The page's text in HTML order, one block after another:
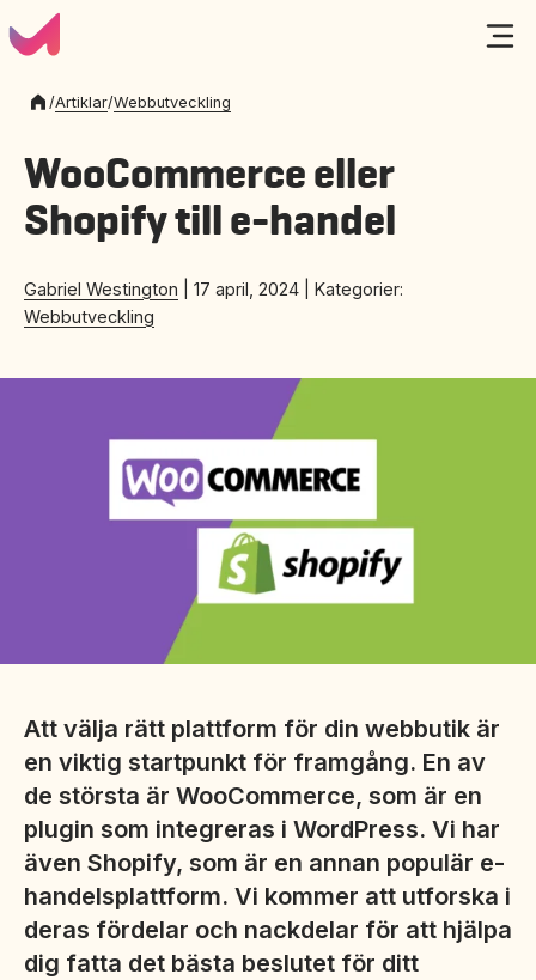
/Artiklar/Webbutveckling
WooCommerce eller
Shopify till e-handel
Gabriel Westington 17 april, 2024
Kategorier:
Webbutveckling
Att välja rätt plattform för din webbutik är
en viktig startpunkt för framgång. En av
de största är WooCommerce, som är en
plugin som integreras i WordPress. Vi har
även Shopify, som är en annan populär e-
handelsplattform. Vi kommer att utforska i
deras fördelar och nackdelar för att hjälpa
dig fatta det bästa beslutet för ditt